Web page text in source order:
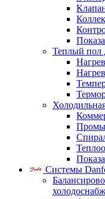
Теплый
Системы